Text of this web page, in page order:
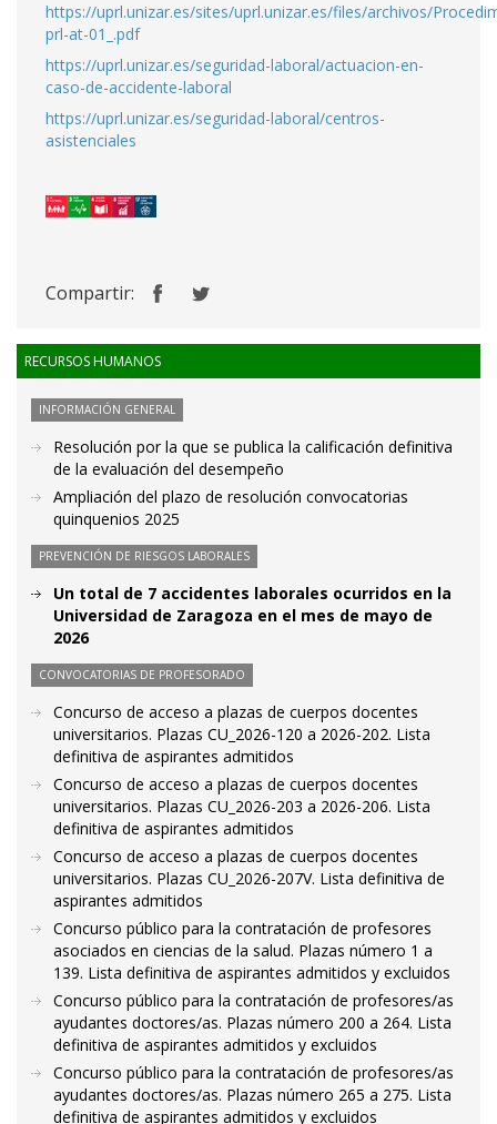
https://uprl.unizar.es/sites/uprl.unizar.es/files/archivos/
prl-at-01_.pdf
https://uprl.unizar.es/seguridad-laboral/actuacion-en-
caso-de-accidente-laboral
https://uprl.unizar.es/seguridad-laboral/centros-
asistenciales
Compartir:
RECURSOS HUMANOS
INFORMACIÓN GENERAL
Resolución por la que se publica la calificación definitiva
de la evaluación del desempeño
Ampliación del plazo de resolución convocatorias
quinquenios 2025
PREVENCIÓN DE RIESGOS LABORALES
Un total de 7 accidentes laborales ocurridos en la
Universidad de Zaragoza en el mes de mayo de
2026
CONVOCATORIAS DE PROFESORADO
Concurso de acceso a plazas de cuerpos docentes
universitarios. Plazas CU_2026-120 a 2026-202. Lista
definitiva de aspirantes admitidos
Concurso de acceso a plazas de cuerpos docentes
universitarios. Plazas CU_2026-203 a 2026-206. Lista
definitiva de aspirantes admitidos
Concurso de acceso a plazas de cuerpos docentes
universitarios. Plazas CU_2026-207V. Lista definitiva de
aspirantes admitidos
Concurso público para la contratación de profesores
asociados en ciencias de la salud. Plazas número 1 a
139. Lista definitiva de aspirantes admitidos y excluidos
Concurso público para la contratación de profesores/as
ayudantes doctores/as. Plazas número 200 a 264. Lista
definitiva de aspirantes admitidos y excluidos
Concurso público para la contratación de profesores/as
ayudantes doctores/as. Plazas número 265 a 275. Lista
definitiva de aspirantes admitidos y excluidos